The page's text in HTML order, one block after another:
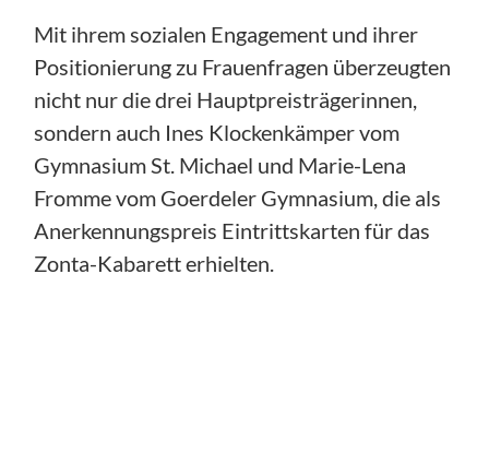
Mit ihrem sozialen Engagement und ihrer
Positionierung zu Frauenfragen überzeugten
nicht nur die drei Hauptpreisträgerinnen,
sondern auch Ines Klockenkämper vom
Gymnasium St. Michael und Marie-Lena
Fromme vom Goerdeler Gymnasium, die als
Anerkennungspreis Eintrittskarten für das
Zonta-Kabarett erhielten.